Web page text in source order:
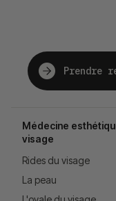
Prendre
Médecine
visage
Rides du visage
La peau